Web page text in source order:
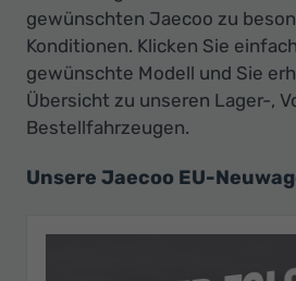
gewünschten Jaecoo zu
Konditionen. Klicken Sie
gewünschte Modell und Sie
Übersicht zu unseren Lager-,
Bestellfahrzeugen.
Unsere Jaecoo EU-